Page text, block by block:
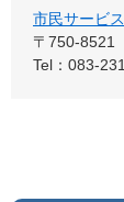
市民サービ
〒750-8521
Tel：083-